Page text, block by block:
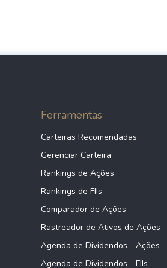
Ferramentas
Carteiras Recomendadas
Gerenciar Carteira
Rankings de Ações
Rankings de FIIs
Comparador de Ações
Rastreador de Ativos de Ações
Agenda de Dividendos - Ações
Agenda de Dividendos - FIIs